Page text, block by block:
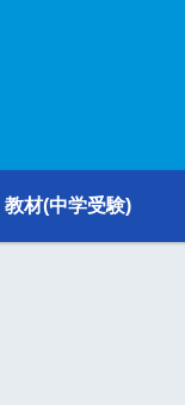
教材(中学受験)